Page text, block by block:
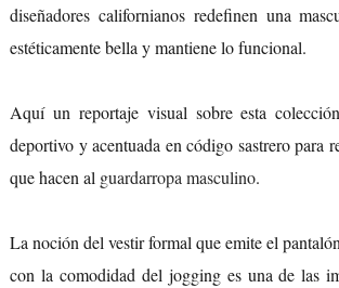
diseñadores californianos redefinen una
estéticamente bella y mantiene lo funcional.
Aquí un reportaje visual sobre esta
deportivo y acentuada en código sastrero para
que hacen al guardarropa masculino.
La noción del vestir formal que emite el
con la comodidad del jogging es una de las